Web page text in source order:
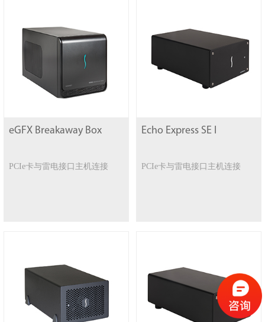
eGFX Breakaway Box
PCIe卡与雷电接口主机连接
Echo Express SE I
PCIe卡与雷电接口主机连接